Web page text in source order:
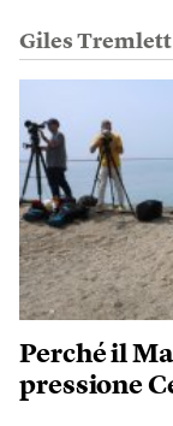
Giles Tremlett
Perché il
pressione